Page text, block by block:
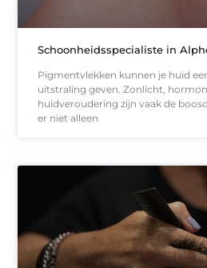
Schoonheidsspecialiste in
Pigmentvlekken kunnen je huid
uitstraling geven. Zonlicht,
huidveroudering zijn vaak de
er niet alleen